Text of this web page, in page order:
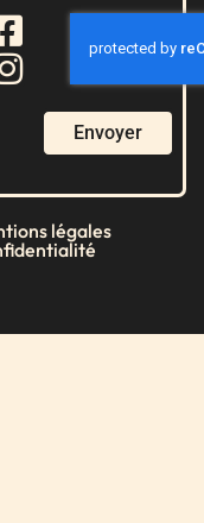
Envoyer
légales